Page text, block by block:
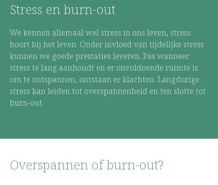
Stress en burn-out
We kennen allemaal wel stress in ons leven, stress
hoort bij het leven. Onder invloed van tijdelijke stress
kunnen we goede prestaties leveren. Pas wanneer
stress te lang aanhoudt en er onvoldoende ruimte is
om te ontspannen, ontstaan er klachten. Langdurige
stress kan leiden tot overspannenheid en ten slotte tot
burn-out.
Overspannen of burn-out?